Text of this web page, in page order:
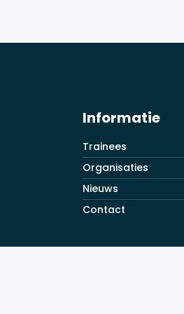
Informatie
Trainees
Organisaties
Nieuws
Contact